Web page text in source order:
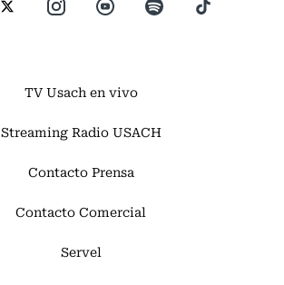
TV Usach en vivo
Streaming Radio USACH
Contacto Prensa
Contacto Comercial
Servel